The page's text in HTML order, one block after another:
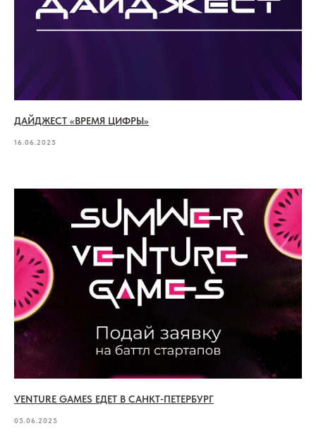
ДАЙДЖЕСТ «ВРЕМЯ ЦИФРЫ»
16.06.2025
VENTURE GAMES ЕДЕТ В САНКТ-ПЕТЕРБУРГ
05.06.2025